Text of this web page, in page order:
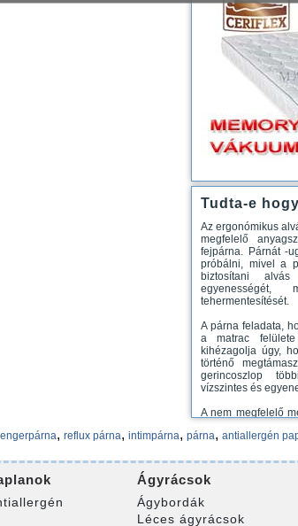
Tudta-e
Az ergonómikus
megfelelő
fejpárna. Párnát -
próbálni, mivel a
biztosítani
egyenességét,
tehermentesítését.
A párna feladata,
a matrac
kihézagolja úgy,
történő
gerincoszlop
vízszintes és
A nem megfelelő
történő
Párnák a
legváltozatosabb
készülnek, hogy a
párnákkal
, reflux párna, intimpárna, párna, antiallergén
Ágyrácsok
Ágybordák
Léces ágyrácsok